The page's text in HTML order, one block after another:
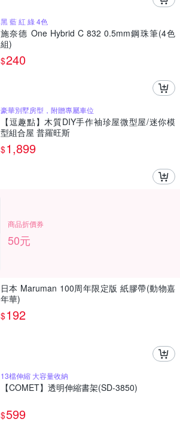
黑 藍 紅 綠 4色
施奈德 One Hybrid C 832 0.5mm鋼珠筆(4色
組)
$240
豪華別墅房型，附贈專屬車位
【逗趣點】木質DIY手作袖珍屋微型屋/迷你模
型組合屋 普羅旺斯
$1,899
商品折價券
50元
日本 Maruman 100周年限定版 紙膠帶(動物嘉
年華)
$192
13檔伸縮 大容量收納
【COMET】透明伸縮書架(SD-3850)
$599